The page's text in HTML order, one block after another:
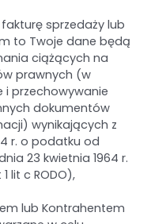
sprzedaży lub
to Twoje dane będą
ciążących na
prawnych (w
i przechowywanie
dokumentów
wynikających z
r. o podatku od
23 kwietnia 1964 r.
lit c RODO),
lub Kontrahentem